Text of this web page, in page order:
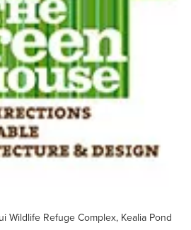
Wildlife Refuge Complex, Kealia Pond